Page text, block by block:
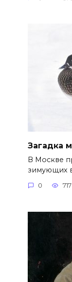
Загадка
В Москве
зимующих
0 717